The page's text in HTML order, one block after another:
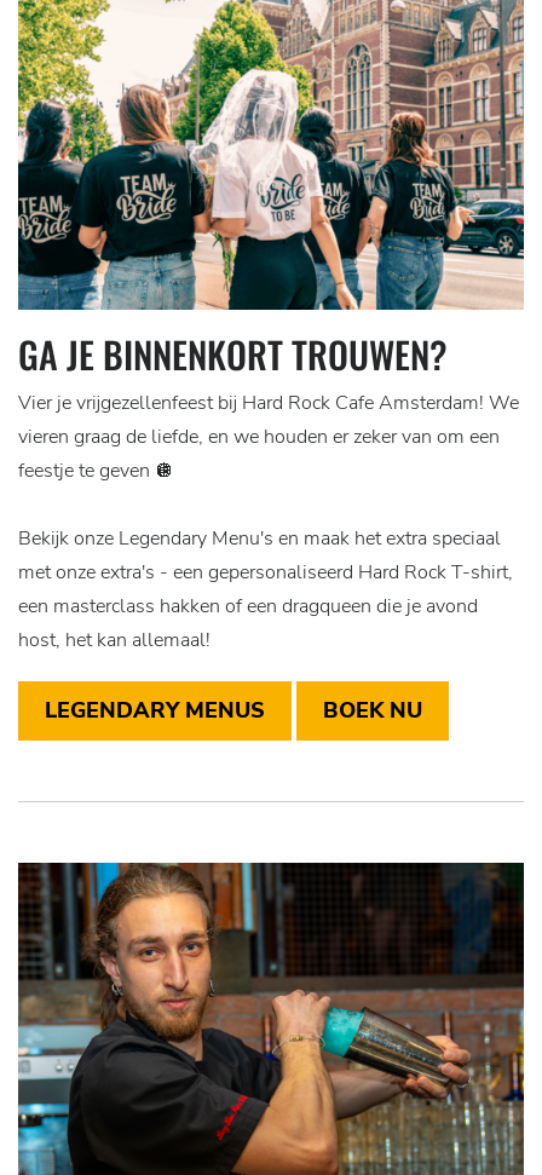
GA JE BINNENKORT TROUWEN?
Vier je vrijgezellenfeest bij Hard Rock Cafe Amsterdam! We
vieren graag de liefde, en we houden er zeker van om een
feestje te geven 🪩
Bekijk onze Legendary Menu's en maak het extra speciaal
met onze extra's - een gepersonaliseerd Hard Rock T-shirt,
een masterclass hakken of een dragqueen die je avond
host, het kan allemaal!
LEGENDARY MENUS BOEK NU